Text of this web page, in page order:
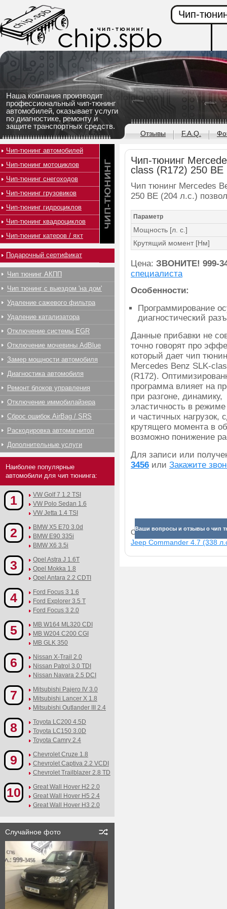
Наша компания производит
профессиональный чип-тюнинг
автомобилей, оказывает услуги
по диагностике, ремонту и
защите транспортных средств.
Чип-
Отзывы F.A.Q.
Чип-тюнинг
class (R172) 250
Чип тюнинг Mercedes
250 BE (204 л.с.)
Параметр
Мощность [л. с.]
Крутящий момент [Нм]
Цена: ЗВОНИТЕ! 999-
специалиста
Особенности:
Программирование
диагностический
Данные прибавки не
точно говорят про
который дает чип
Mercedes Benz SLK-
(R172).
программа влияет на
при разгоне, динамику,
эластичность в
и частичных нагрузок,
крутящего момента в
возможно понижение
Для записи или
3456 или Закажите
Ваши вопросы и отзывы о чип
Смотрите прибавки для
Jeep Commander 4.7 (338
Чип-тюнинг автомобилей
Чип-тюнинг мотоциклов
Чип-тюнинг снегоходов
Чип-тюнинг грузовиков
Чип-тюнинг гидроциклов
Чип-тюнинг квадроциклов
Чип-тюнинг катеров / яхт
Подарочный сертификат
Чип тюнинг АКПП
Чип тюнинг с выездом 'на дом'
Удаление сажевого фильтра
Удаление катализатора
Отключение системы EGR
Отключение мочевины AdBlue
Замер мощности автомобиля
Диагностика автомобиля
Ремонт блоков управления
Отключение иммобилайзера
Сброс ошибок AirBag / SRS
Раскодировка автомагнитол
Дополнительные услуги
Наиболее популярные
автомобили для чип тюнинга:
1
VW Golf 7 1.2 TSI
VW Polo Sedan 1.6
VW Jetta 1.4 TSI
2
BMW X5 E70 3.0d
BMW E90 335i
BMW X6 3.5i
3
Opel Astra J 1.6T
Opel Mokka 1.8
Opel Antara 2.2 CDTI
4
Ford Focus 3 1.6
Ford Explorer 3.5 T
Ford Focus 3 2.0
5
MB W164 ML320 CDI
MB W204 C200 CGI
MB GLK 350
6
Nissan X-Trail 2.0
Nissan Patrol 3.0 TDI
Nissan Navara 2.5 DCI
7
Mitsubishi Pajero IV 3.0
Mitsubishi Lancer X 1.8
Mitsubishi Outlander III 2.4
8
Toyota LC200 4.5D
Toyota LC150 3.0D
Toyota Camry 2.4
9
Chevrolet Cruze 1.8
Chevrolet Captiva 2.2 VCDI
Chevrolet Trailblazer 2.8 TD
10
Great Wall Hover H2 2.0
Great Wall Hover H5 2.4
Great Wall Hover H3 2.0
Случайное фото